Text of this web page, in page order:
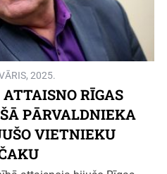
2025.
RĪGAS
PĀRVALDNIEKA
VIETNIEKU